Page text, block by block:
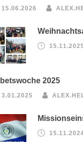
15.06.2026
2025
3.01.2025